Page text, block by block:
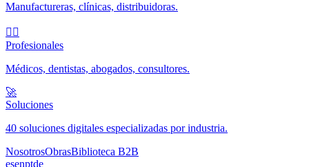
Manufactureras, clínicas, distribuidoras.
🧑‍⚕️
Profesionales
Médicos, dentistas, abogados, consultores.
🚀
Soluciones
40 soluciones digitales especializadas por industria.
NosotrosObrasBiblioteca B2B
esenptde